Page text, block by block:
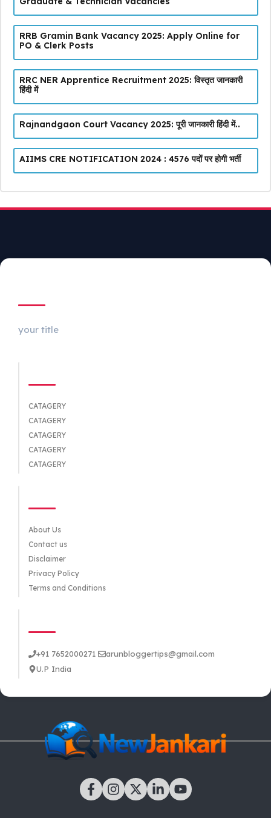
RRB Gramin Bank Vacancy 2025: Apply Online for
PO & Clerk Posts
RRC NER Apprentice Recruitment 2025: विस्तृत जानकारी
हिंदी में
Rajnandgaon Court Vacancy 2025: पूरी जानकारी हिंदी में..
AIIMS CRE NOTIFICATION 2024 : 4576 पदों पर होगी भर्ती
your title
CATAGERY
CATAGERY
CATAGERY
CATAGERY
CATAGERY
About Us
Contact us
Disclaimer
Privacy Policy
Terms and Conditions
+91 7652000271
arunbloggertips@gmail.com
U.P India